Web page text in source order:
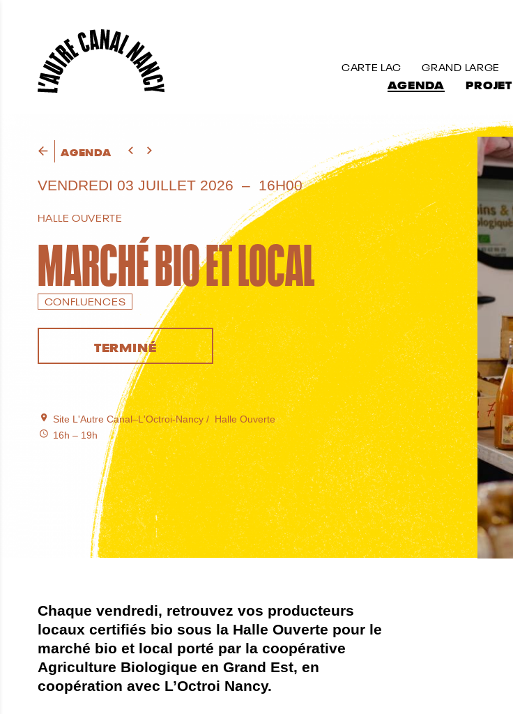
CARTE LAC GRAND LARGE
AGENDA PROJET
AGENDA
VENDREDI 03 JUILLET 2026 16H00
HALLE OUVERTE
MARCHÉ BIO ET LOCAL
CONFLUENCES
TERMINÉ
Site L'Autre Canal–L'Octroi-Nancy
Halle Ouverte
16h – 19h
Chaque vendredi, retrouvez vos producteurs
locaux certifiés bio sous la Halle Ouverte pour le
marché bio et local porté par la coopérative
Agriculture Biologique en Grand Est, en
coopération avec L’Octroi Nancy.